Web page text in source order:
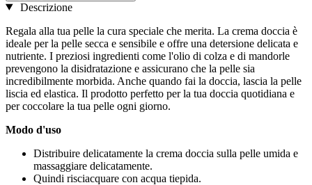
Descrizione
Regala alla tua pelle la cura speciale che merita. La crema doccia è
ideale per la pelle secca e sensibile e offre una detersione delicata e
nutriente. I preziosi ingredienti come l'olio di colza e di mandorle
prevengono la disidratazione e assicurano che la pelle sia
incredibilmente morbida. Anche quando fai la doccia, lascia la pelle
liscia ed elastica. Il prodotto perfetto per la tua doccia quotidiana e
per coccolare la tua pelle ogni giorno.
Modo d'uso
Distribuire delicatamente la crema doccia sulla pelle umida e
massaggiare delicatamente.
Quindi risciacquare con acqua tiepida.